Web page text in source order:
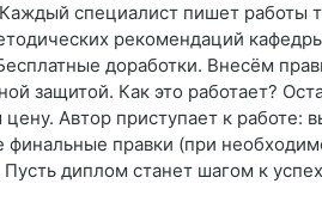
специалист пишет работы
рекомендаций
доработки. Внесём
защитой. Как это работает?
Автор приступает к работе:
финальные правки (при
диплом станет шагом к